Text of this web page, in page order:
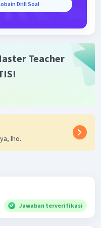
diantaranya :
Drill Soal
Teacher
lho.
Jawaban terverifikasi